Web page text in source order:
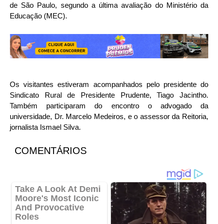
de São Paulo, segundo a última avaliação do Ministério da
Educação (MEC).
Os visitantes estiveram acompanhados pelo presidente do
Sindicato Rural de Presidente Prudente, Tiago Jacintho.
Também participaram do encontro o advogado da
universidade, Dr. Marcelo Medeiros, e o assessor da Reitoria,
jornalista Ismael Silva.
COMENTÁRIOS